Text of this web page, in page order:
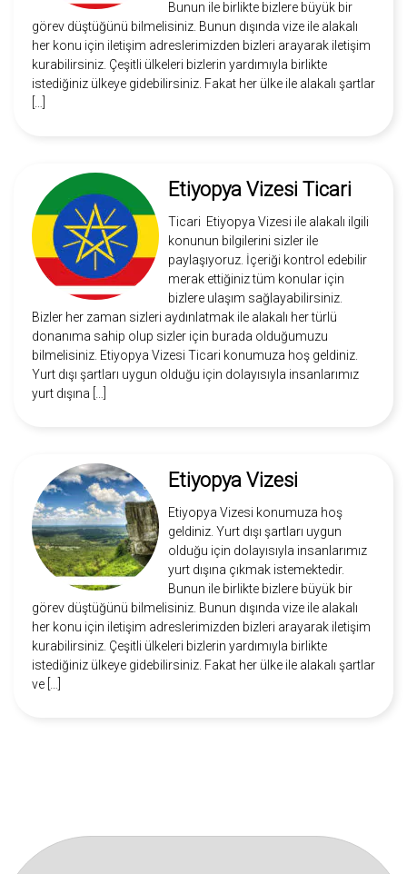
Bunun ile birlikte bizlere büyük bir
görev düştüğünü bilmelisiniz. Bunun dışında vize ile alakalı
her konu için iletişim adreslerimizden bizleri arayarak iletişim
kurabilirsiniz. Çeşitli ülkeleri bizlerin yardımıyla birlikte
istediğiniz ülkeye gidebilirsiniz. Fakat her ülke ile alakalı şartlar
Etiyopya Vizesi Ticari
Ticari Etiyopya Vizesi ile alakalı ilgili
konunun bilgilerini sizler ile
paylaşıyoruz. İçeriği kontrol edebilir
merak ettiğiniz tüm konular için
bizlere ulaşım sağlayabilirsiniz.
Bizler her zaman sizleri aydınlatmak ile alakalı her türlü
donanıma sahip olup sizler için burada olduğumuzu
bilmelisiniz. Etiyopya Vizesi Ticari konumuza hoş geldiniz.
Yurt dışı şartları uygun olduğu için dolayısıyla insanlarımız
yurt dışına […]
Etiyopya Vizesi
Etiyopya Vizesi konumuza hoş
geldiniz. Yurt dışı şartları uygun
olduğu için dolayısıyla insanlarımız
yurt dışına çıkmak istemektedir.
Bunun ile birlikte bizlere büyük bir
görev düştüğünü bilmelisiniz. Bunun dışında vize ile alakalı
her konu için iletişim adreslerimizden bizleri arayarak iletişim
kurabilirsiniz. Çeşitli ülkeleri bizlerin yardımıyla birlikte
istediğiniz ülkeye gidebilirsiniz. Fakat her ülke ile alakalı şartlar
ve […]